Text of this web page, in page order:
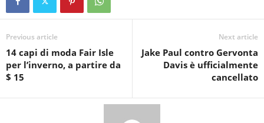
Previous article
14 capi di moda Fair Isle
per l’inverno, a partire da
$ 15
Next article
Jake Paul contro Gervonta
Davis è ufficialmente
cancellato